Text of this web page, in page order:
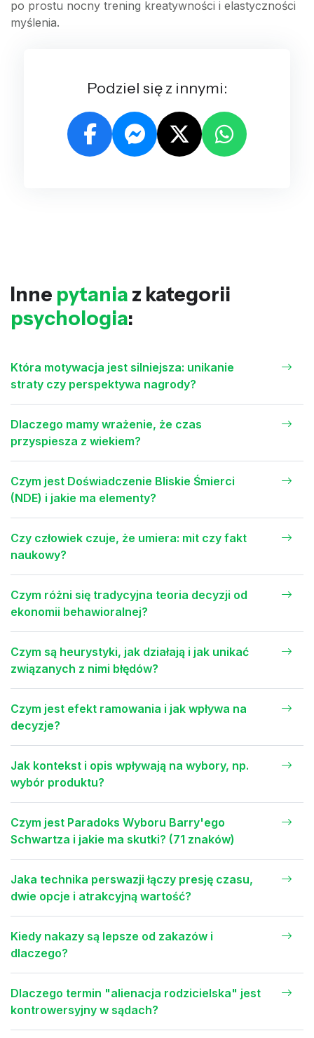
po prostu nocny trening kreatywności i elastyczności
myślenia.
Podziel się z innymi:
Inne pytania z kategorii
psychologia:
Która motywacja jest silniejsza: unikanie
straty czy perspektywa nagrody?
Dlaczego mamy wrażenie, że czas
przyspiesza z wiekiem?
Czym jest Doświadczenie Bliskie Śmierci
(NDE) i jakie ma elementy?
Czy człowiek czuje, że umiera: mit czy fakt
naukowy?
Czym różni się tradycyjna teoria decyzji od
ekonomii behawioralnej?
Czym są heurystyki, jak działają i jak unikać
związanych z nimi błędów?
Czym jest efekt ramowania i jak wpływa na
decyzje?
Jak kontekst i opis wpływają na wybory, np.
wybór produktu?
Czym jest Paradoks Wyboru Barry'ego
Schwartza i jakie ma skutki? (71 znaków)
Jaka technika perswazji łączy presję czasu,
dwie opcje i atrakcyjną wartość?
Kiedy nakazy są lepsze od zakazów i
dlaczego?
Dlaczego termin "alienacja rodzicielska" jest
kontrowersyjny w sądach?